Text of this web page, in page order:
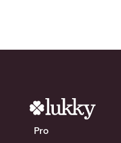
Pro